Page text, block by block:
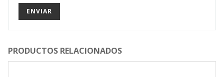
PRODUCTOS RELACIONADOS